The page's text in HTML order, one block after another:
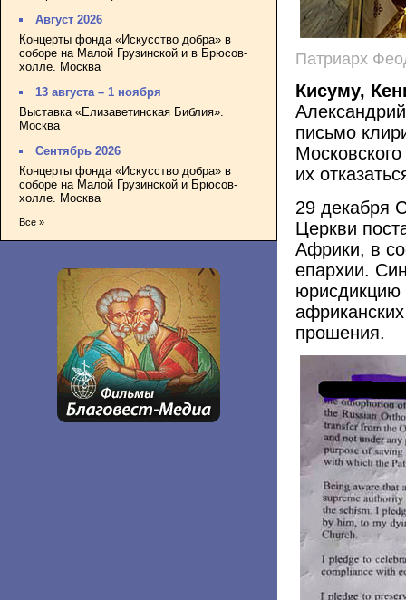
Август 2026
Концерты фонда «Искусство добра» в
соборе на Малой Грузинской и в Брюсов-
холле. Москва
13 августа – 1 ноября
Выставка «Елизаветинская Библия».
Москва
Сентябрь 2026
Концерты фонда «Искусство добра» в
соборе на Малой Грузинской и Брюсов-
холле. Москва
Все »
Патриарх
Кисуму,
письмо
их
29 декабря
Церкви
Африки, в
епархии.
юрисдикцию
прошения.